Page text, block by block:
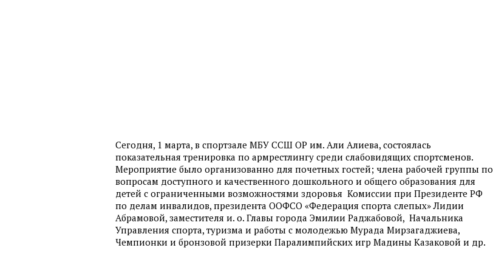
Сегодня, 1 марта, в спортзале МБУ ССШ ОР им. Али Алиева, состоялась
показательная тренировка по армрестлингу среди слабовидящих спортсменов.
Мероприятие было организованно для почетных гостей; члена рабочей группы по
вопросам доступного и качественного дошкольного и общего образования для
детей с ограниченными возможностями здоровья Комиссии при Президенте РФ
по делам инвалидов, президента ООФСО «Федерация спорта слепых» Лидии
Абрамовой, заместителя и. о. Главы города Эмилии Раджабовой, Начальника
Управления спорта, туризма и работы с молодежью Мурада Мирзагаджиева,
Чемпионки и бронзовой призерки Паралимпийских игр Мадины Казаковой и др.